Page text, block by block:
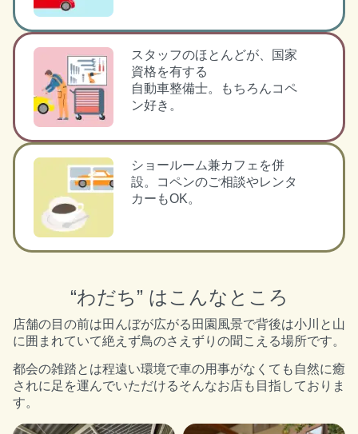
スタッフのほとんどが、国家
資格を有する
自動車整備士。もちろんコペ
ン好き。
ショールーム兼カフェを併
設。コペンのご相談やレンタ
カーもOK。
“わだち” はこんなところ
店舗の目の前は田んぼが広がる田園風景で背後は小川と山
に囲まれていて絶えず鳥のさえずりの聞こえる場所です。
都会の雑踏とは程遠い環境で車の用事がなくても自然に癒
されに足を運んでいただけるそんなお店も目指しておりま
す。